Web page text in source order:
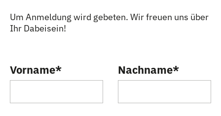
Um Anmeldung wird gebeten. Wir freuen uns über
Ihr Dabeisein!
Vorname* Nachname*